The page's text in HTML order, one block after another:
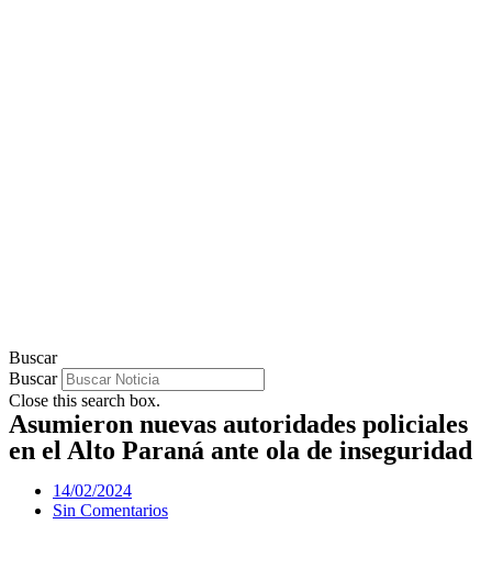
Buscar
Buscar
Close this search box.
Asumieron nuevas autoridades policiales
en el Alto Paraná ante ola de inseguridad
14/02/2024
Sin Comentarios